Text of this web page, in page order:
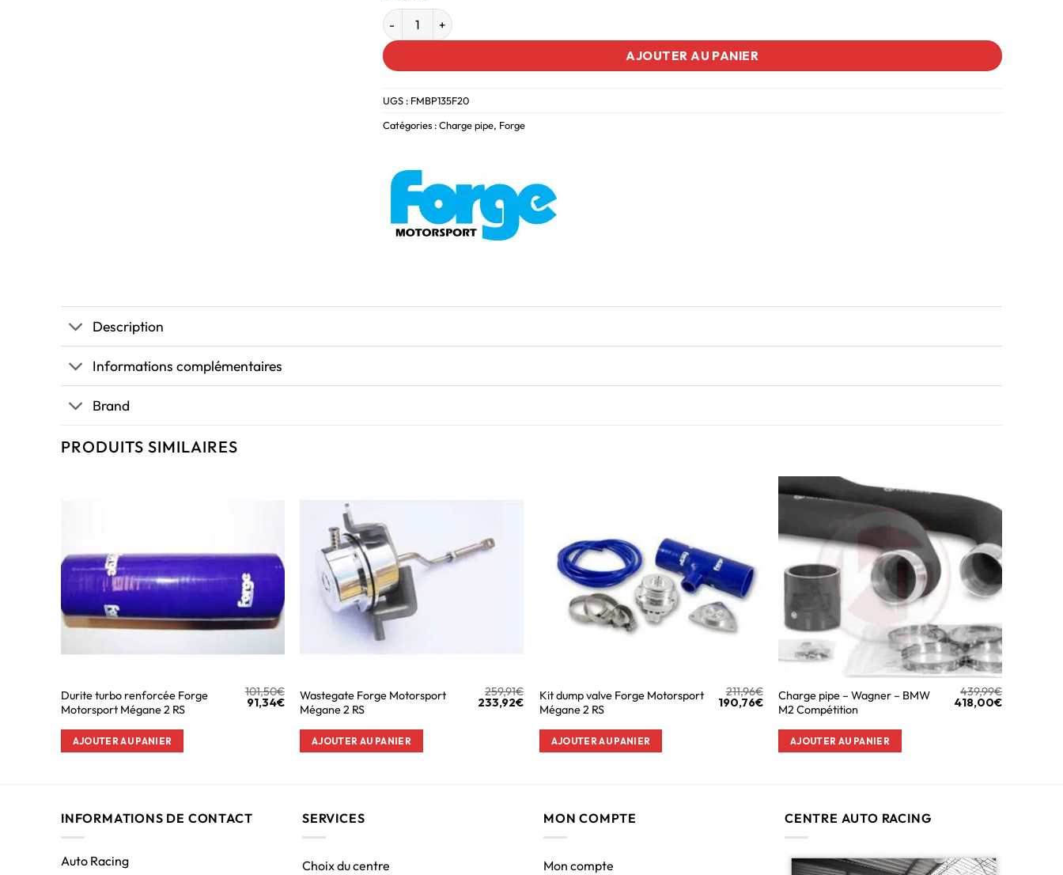
AJOUTER AU PANIER
UGS : FMBP135F20
Catégories :Charge pipe, Forge
Description
Informations complémentaires
Brand
PRODUITS SIMILAIRES
Durite turbo renforcée Forge
Motorsport Mégane 2 RS
101,50€
91,34€
AJOUTER AU PANIER
Wastegate Forge Motorsport
Mégane 2 RS
259,91€
233,92€
AJOUTER AU PANIER
Kit dump valve Forge Motorsport
Mégane 2 RS
211,96€
190,76€
AJOUTER AU PANIER
Charge pipe – Wagner – BMW
M2 Compétition
439,99€
418,00€
AJOUTER AU PANIER
INFORMATIONS DE CONTACT
Auto Racing
SERVICES
Choix du centre
MON COMPTE
Mon compte
CENTRE AUTO RACING